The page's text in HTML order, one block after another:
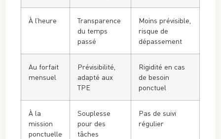
À l’heure
Transparence
du temps
passé
Moins prévisible,
risque de
dépassement
Au forfait
mensuel
Prévisibilité,
adapté aux
TPE
Rigidité en cas
de besoin
ponctuel
À la
mission
ponctuelle
Souplesse
pour des
tâches
Pas de suivi
régulier